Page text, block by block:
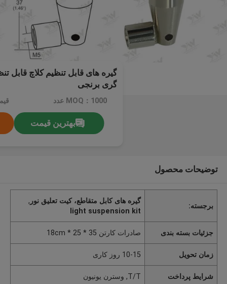
گیره های قابل تنظیم کلاچ قابل
گری برنجی
MOQ：1000 عدد
بهترین قیمت
توضیحات محصول
برجسته:
گیره های کابل متقاطع، کیت تعلیق نور ,
light suspension kit
جزئیات بسته بندی صادرات کارتن 35 * 25 * 18cm
زمان تحویل 10-15 روز کاری
شرایط پرداخت T/T, وسترن یونیون